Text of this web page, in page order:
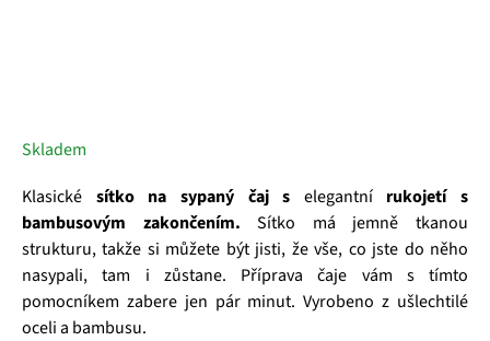
Skladem
Klasické sítko na sypaný čaj s elegantní rukojetí s
bambusovým zakončením. Sítko má jemně tkanou
strukturu, takže si můžete být jisti, že vše, co jste do něho
nasypali, tam i zůstane. Příprava čaje vám s tímto
pomocníkem zabere jen pár minut. Vyrobeno z ušlechtilé
oceli a bambusu.